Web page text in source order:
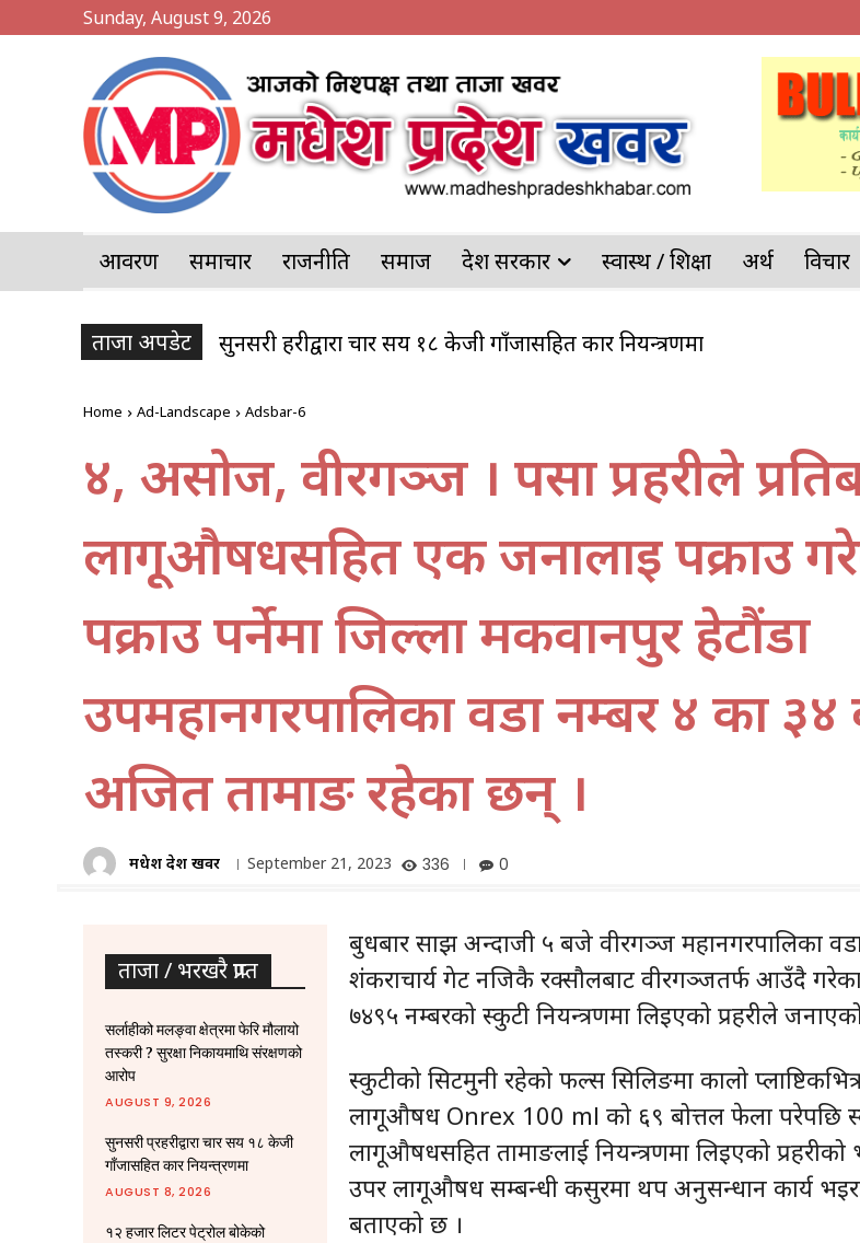
Sunday, August 9, 2026
आवरण समाचार राजनीति समाज प्रदेश सरकार स्वास्थ / शिक्षा अर्थ विचार
ताजा अपडेट सुनसरी प्रहरीद्वारा चार सय १८ केजी गाँजासहित कार नियन्त्रणमा
१२ हजार लिटर पेट्रोल बोकेको ट्याङ्कर पल्टिँदा भीषण आगलागी, चालकको
Home Ad-Landscape Adsbar-6
४, असोज, वीरगञ्ज । पर्सा प्रहरीले
लागूऔषधसहित एक जनालाई पक्राउ
पक्राउ पर्नेमा जिल्ला मकवानपुर हेटौंडा
उपमहानगरपालिका वडा नम्बर ४ का ३४
अजित तामाङ रहेका छन् ।
मधेश प्रदेश खवर September 21, 2023 336 0
ताजा / भरखरै प्राप्त
सर्लाहीको मलङ्वा क्षेत्रमा फेरि मौलायो
तस्करी ? सुरक्षा निकायमाथि संरक्षणको
आरोप
AUGUST 9, 2026
सुनसरी प्रहरीद्वारा चार सय १८ केजी
गाँजासहित कार नियन्त्रणमा
AUGUST 8, 2026
१२ हजार लिटर पेट्रोल बोकेको
बुधबार साझ अन्दाजी ५ बजे वीरगञ्ज महानगरपालिका
शंकराचार्य गेट नजिकै रक्सौलबाट वीरगञ्जतर्फ आउँदै
७४९५ नम्बरको स्कुटी नियन्त्रणमा लिइएको प्रहरीले
स्कुटीको सिटमुनी रहेको फल्स सिलिङमा कालो
लागूऔषध Onrex 100 ml को ६९ बोत्तल फेला परेपछि
लागूऔषधसहित तामाङलाई नियन्त्रणमा लिइएको प्रहरीको
उपर लागूऔषध सम्बन्धी कसुरमा थप अनुसन्धान कार्य
बताएको छ ।